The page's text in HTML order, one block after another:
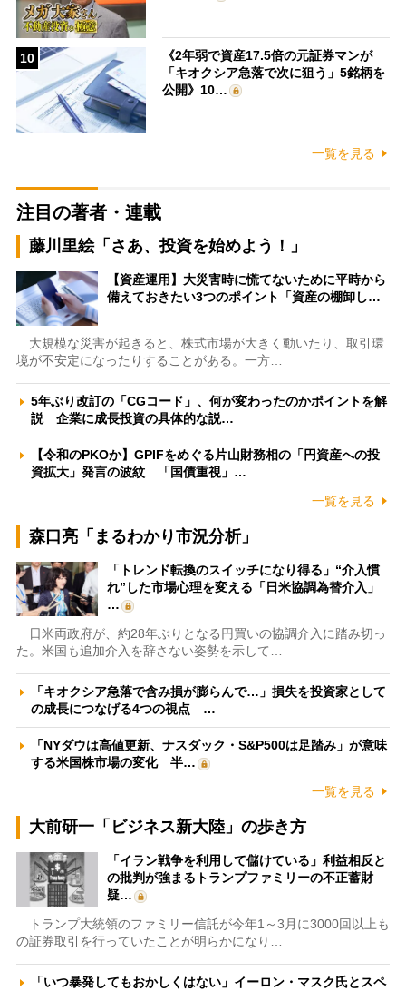
10
《2年弱で資産17.5倍の元証券マンが
「キオクシア急落で次に狙う」5銘柄を
公開》10…
一覧を見る
注目の著者・連載
藤川里絵「さあ、投資を始めよう！」
【資産運用】大災害時に慌てないために平時から
備えておきたい3つのポイント「資産の棚卸し…
大規模な災害が起きると、株式市場が大きく動いたり、取引環
境が不安定になったりすることがある。一方…
5年ぶり改訂の「CGコード」、何が変わったのかポイントを解
説 企業に成長投資の具体的な説…
【令和のPKOか】GPIFをめぐる片山財務相の「円資産への投
資拡大」発言の波紋 「国債重視」…
一覧を見る
森口亮「まるわかり市況分析」
「トレンド転換のスイッチになり得る」“介入慣
れ”した市場心理を変える「日米協調為替介入」
…
日米両政府が、約28年ぶりとなる円買いの協調介入に踏み切っ
た。米国も追加介入を辞さない姿勢を示して…
「キオクシア急落で含み損が膨らんで…」損失を投資家として
の成長につなげる4つの視点 …
「NYダウは高値更新、ナスダック・S&P500は足踏み」が意味
する米国株市場の変化 半…
一覧を見る
大前研一「ビジネス新大陸」の歩き方
「イラン戦争を利用して儲けている」利益相反と
の批判が強まるトランプファミリーの不正蓄財
疑…
トランプ大統領のファミリー信託が今年1～3月に3000回以上も
の証券取引を行っていたことが明らかになり…
「いつ暴発してもおかしくはない」イーロン・マスク氏とスペ